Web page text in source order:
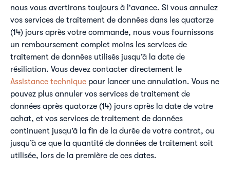
nous vous avertirons toujours à l'avance. Si vous annulez
vos services de traitement de données dans les quatorze
(14) jours après votre commande, nous vous fournissons
un remboursement complet moins les services de
traitement de données utilisés jusqu’à la date de
résiliation. Vous devez contacter directement le
Assistance technique pour lancer une annulation. Vous ne
pouvez plus annuler vos services de traitement de
données après quatorze (14) jours après la date de votre
achat, et vos services de traitement de données
continuent jusqu’à la fin de la durée de votre contrat, ou
jusqu’à ce que la quantité de données de traitement soit
utilisée, lors de la première de ces dates.